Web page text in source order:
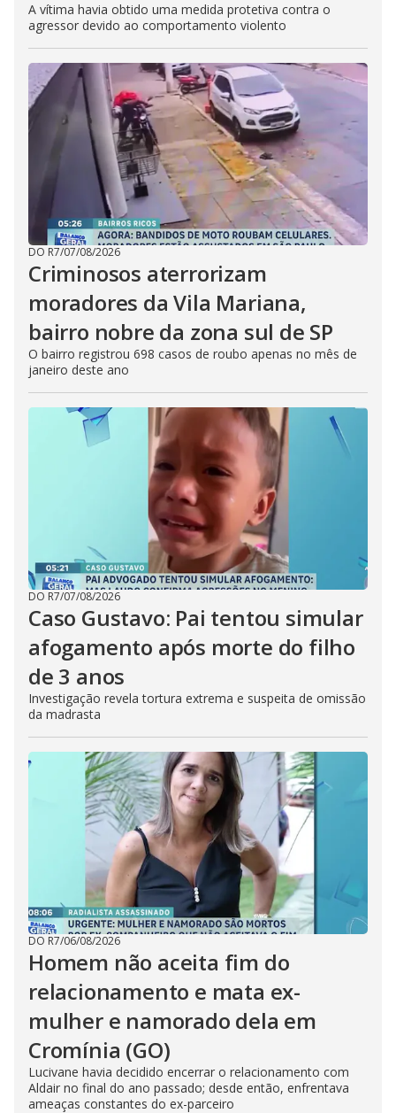
A vítima havia obtido uma medida protetiva contra o
agressor devido ao comportamento violento
DO R7/07/08/2026
Criminosos aterrorizam
moradores da Vila Mariana,
bairro nobre da zona sul de SP
O bairro registrou 698 casos de roubo apenas no mês de
janeiro deste ano
DO R7/07/08/2026
Caso Gustavo: Pai tentou simular
afogamento após morte do filho
de 3 anos
Investigação revela tortura extrema e suspeita de omissão
da madrasta
DO R7/06/08/2026
Homem não aceita fim do
relacionamento e mata ex-
mulher e namorado dela em
Cromínia (GO)
Lucivane havia decidido encerrar o relacionamento com
Aldair no final do ano passado; desde então, enfrentava
ameaças constantes do ex-parceiro